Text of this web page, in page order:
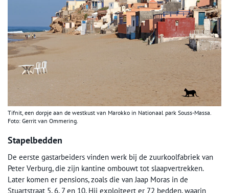
Tifnit, een dorpje aan de westkust van Marokko in Nationaal park Souss-Massa.
Foto: Gerrit van Ommering.
Stapelbedden
De eerste gastarbeiders vinden werk bij de zuurkoolfabriek van
Peter Verburg, die zijn kantine ombouwt tot slaapvertrekken.
Later komen er pensions, zoals die van Jaap Moras in de
Stuartstraat 5, 6, 7 en 10. Hij exploiteert er 72 bedden, waarin